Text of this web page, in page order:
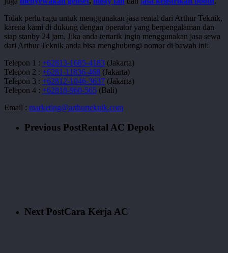
Tidak perlu ragu untuk menggunakan jasa rental dari Arthur Teknik,
karena kami di dukung dengan operator yang berpengalaman dan
siap stanby 24 jam. Jika anda tertarik ingin menggunakan jasa sewa
dari Arthur Teknik anda bisa menghubungi nomor di bawah ini:
Telepon 1 : +62813-1685-4183 (Jakarta)
Telepon 2 : +6281-11836-468 (Jakarta)
Telepon 3 : +62812-1046-3637 (Jakarta)
Telepon 4 : +62818-960-565 (Bali)
Email : marketing@arthurteknik.com
Previous PostRental AC Depok
Next PostCara Kerja AC